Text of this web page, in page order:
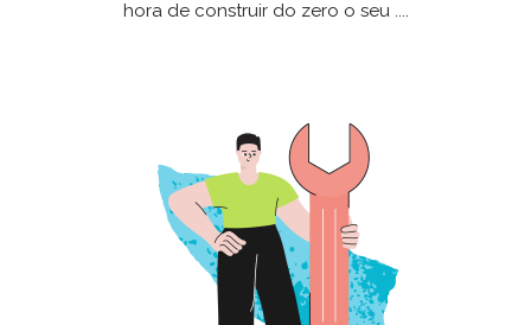
hora de construir do zero o seu ....